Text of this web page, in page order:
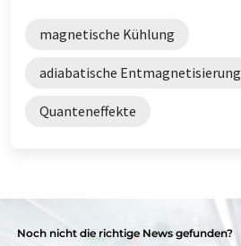
magnetische Kühlung
adiabatische Entmagnetisierung
Quanteneffekte
Noch nicht die richtige News gefunden?